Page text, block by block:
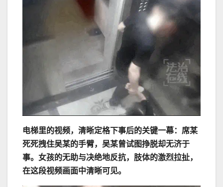
电梯里的视频，清晰定格下事后的关键一幕：席某
死死拽住吴某的手臂，吴某曾试图挣脱却无济于
事。女孩的无助与决绝地反抗，肢体的激烈拉扯，
在这段视频画面中清晰可见。